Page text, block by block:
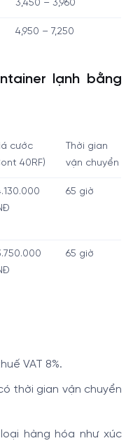
3,450 – 3,960
4,950 – 7,250
lạnh bằng
cước
40RF)
Thời gian
vận chuyển
65 giờ
65 giờ
VAT 8%.
thời gian vận chuyển
hàng hóa như xúc